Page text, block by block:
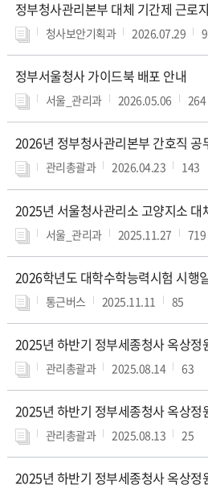
사
소
식
의
게
시
물
제
목,
작
성
자,
등
록
일,
조
회
수
정
보
를
확
인
있
습
니
청사보안기획과 2026.07.29 9
정부서울청사 가이드북 배포 안내
서울_관리과 2026.05.06 264
관리총괄과 2026.04.23 143
서울_관리과 2025.11.27 719
통근버스 2025.11.11 85
관리총괄과 2025.08.14 63
관리총괄과 2025.08.13 25